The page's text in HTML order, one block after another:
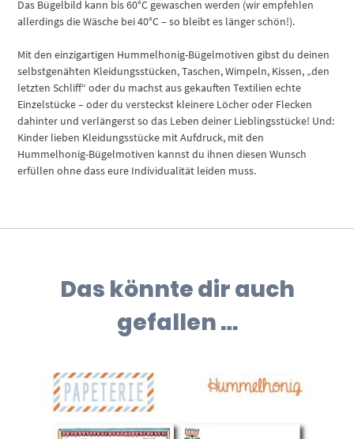
Das Bügelbild kann bis 60°C gewaschen werden (wir empfehlen
allerdings die Wäsche bei 40°C – so bleibt es länger schön!).
Mit den einzigartigen Hummelhonig-Bügelmotiven gibst du deinen
selbstgenähten Kleidungsstücken, Taschen, Wimpeln, Kissen, „den
letzten Schliff“ oder du machst aus gekauften Textilien echte
Einzelstücke – oder du versteckst kleinere Löcher oder Flecken
dahinter und verlängerst so das Leben deiner Lieblingsstücke! Und:
Kinder lieben Kleidungsstücke mit Aufdruck, mit den
Hummelhonig-Bügelmotiven kannst du ihnen diesen Wunsch
erfüllen ohne dass eure Individualität leiden muss.
Das könnte dir auch
gefallen …